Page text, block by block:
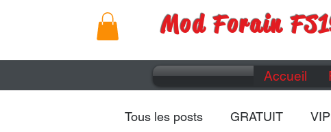
Mod Forain
Accueil
Tous les posts GRATUIT VIP